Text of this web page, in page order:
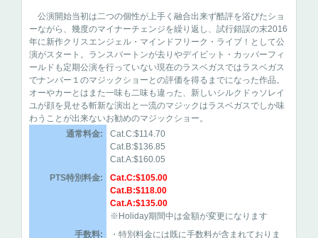
公演開始当初は二つの個性が上手く融合出来ず酷評を浴びたショ
ーながら、幾度のマイナーチェンジを繰り返し、試行錯誤の末2016
年に新作クリスエンジェル・マインドフリーク・ライブ！として公
演がスタート。ランスバートンが去りやデイビット・カッパーフィ
ールドも定期公演を行っていない現在のラスベガスではラスベガス
でナンバー１のマジックショーとの評価を得るまでになった作品。
オーやカーとはまた一味も二味も違った、新しいシルクドゥソレイ
ユが顔を見せる斬新な演出と一流のマジックはラスベガスでしか味
わうことが出来ないお勧めのマジックショー。
通常料金:
Cat.C:$114.70
Cat.B:$136.85
Cat.A:$160.05
PTS特別料金:
Cat.C:$105.00
Cat.B:$118.00
Cat.A:$135.00
※Holiday期間中は金額が変更になります
手数料:
・特別料金には既に手数料が含まれておりま